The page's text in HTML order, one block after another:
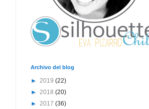
Archivo del blog
► 2019 (22)
► 2018 (20)
► 2017 (36)